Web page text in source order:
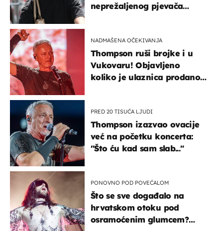
neprežaljenog pjevača
NADMAŠENA OČEKIVANJA
Thompson ruši brojke i u
Vukovaru! Objavljeno
koliko je ulaznica prodano
PRED 20 TISUĆA LJUDI
Thompson izazvao ovacije
već na početku koncerta:
"Što ću kad sam slab..."
PONOVNO POD POVEĆALOM
Što se sve događalo na
hrvatskom otoku pod
osramoćenim glumcem?